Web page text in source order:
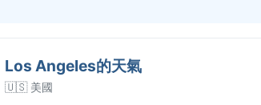
Los Angeles的天氣
🇺🇸 美國